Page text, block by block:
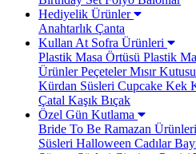
Hediyelik Ürünler
Anahtarlık Çanta
Kullan At Sofra Ürünleri
Plastik Masa Örtüsü Plastik
ÜrünlerPeçetelerMısır Kutusu
Kürdan Süsleri Cupcake Kek
Çatal Kaşık Bıçak
Özel Gün Kutlama
Bride To Be Ramazan Ürünleri
Süsleri Halloween Cadılar